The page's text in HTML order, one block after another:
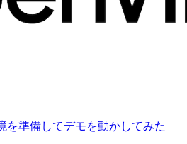
を準備してデモを動かしてみた